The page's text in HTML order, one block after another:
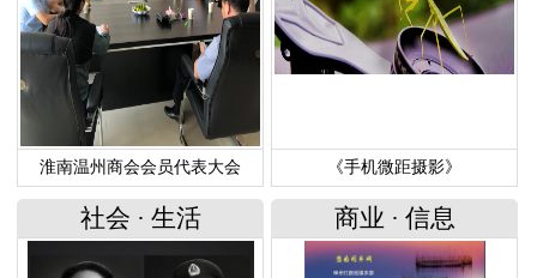
淮南温州商会会员代表大会 《手机微距摄影》
社会 · 生活 商业 · 信息